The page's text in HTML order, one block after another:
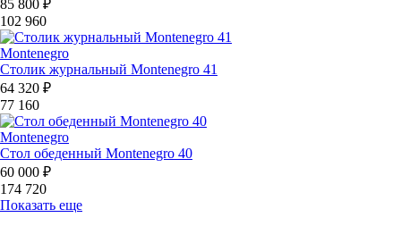
85 800 ₽
102 960
Montenegro
Столик журнальный Montenegro 41
64 320 ₽
77 160
Montenegro
Стол обеденный Montenegro 40
60 000 ₽
174 720
Показать еще